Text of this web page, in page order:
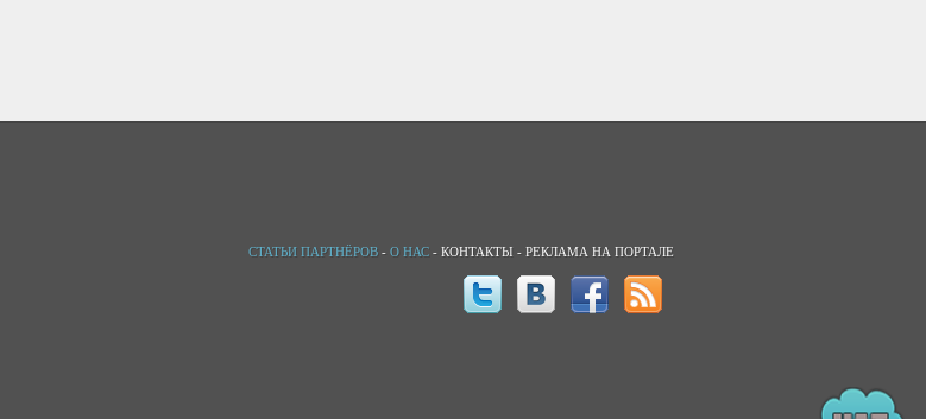
СТАТЬИ ПАРТНЁРОВ - О НАС - КОНТАКТЫ - РЕКЛАМА НА ПОРТАЛЕ